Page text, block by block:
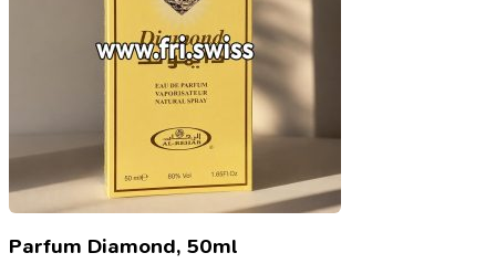
Parfum Diamond, 50ml